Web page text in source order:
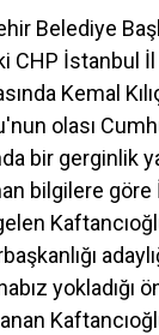
Belediye
CHP İstanbul İl
Kemal
olası
bir gerginlik
bilgilere
yokladığı